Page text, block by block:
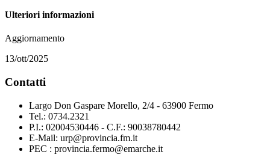
Ulteriori informazioni
Aggiornamento
13/ott/2025
Contatti
Largo Don Gaspare Morello, 2/4 - 63900 Fermo
Tel.: 0734.2321
P.I.: 02004530446 - C.F.: 90038780442
E-Mail: urp@provincia.fm.it
PEC : provincia.fermo@emarche.it